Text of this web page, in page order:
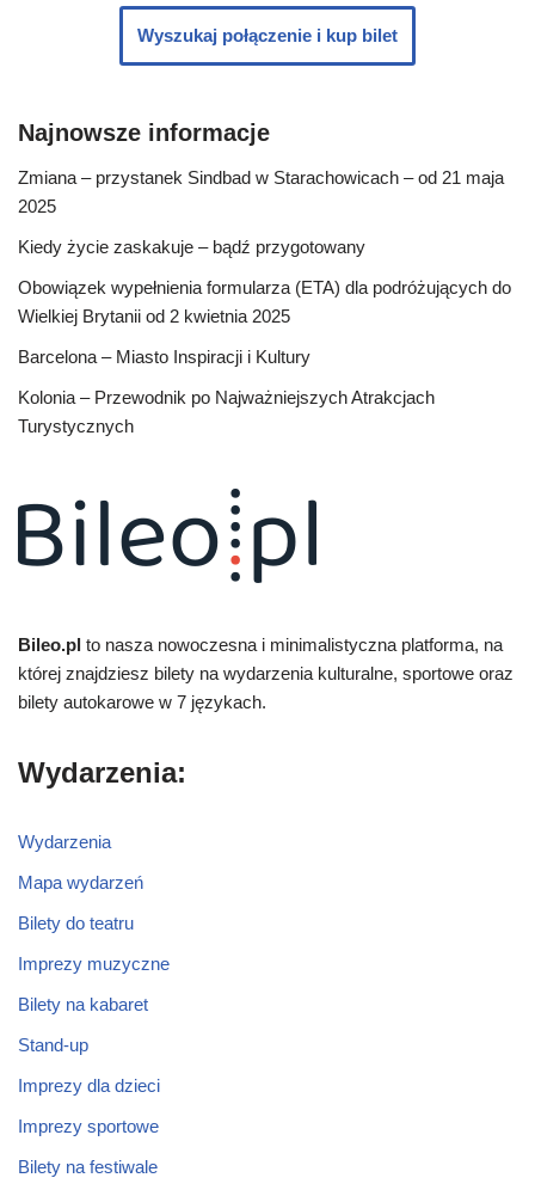
Wyszukaj połączenie i kup bilet
Najnowsze informacje
Zmiana – przystanek Sindbad w Starachowicach – od 21 maja
2025
Kiedy życie zaskakuje – bądź przygotowany
Obowiązek wypełnienia formularza (ETA) dla podróżujących do
Wielkiej Brytanii od 2 kwietnia 2025
Barcelona – Miasto Inspiracji i Kultury
Kolonia – Przewodnik po Najważniejszych Atrakcjach
Turystycznych
Bileo.pl to nasza nowoczesna i minimalistyczna platforma, na
której znajdziesz bilety na wydarzenia kulturalne, sportowe oraz
bilety autokarowe w 7 językach.
Wydarzenia:
Wydarzenia
Mapa wydarzeń
Bilety do teatru
Imprezy muzyczne
Bilety na kabaret
Stand-up
Imprezy dla dzieci
Imprezy sportowe
Bilety na festiwale